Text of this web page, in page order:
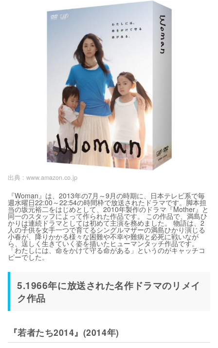
出典 : www.amazon.co.jp
『Woman』は、2013年の7月～9月の時期に、日本テレビ系で毎
週水曜日22:00～22:54の時間枠で放送されたドラマです。脚本担
当の坂元裕二をはじめとして、2010年製作のドラマ『Mother』と
同一のスタッフによって作られた作品です。 この作品で、満島ひ
かりは連続ドラマとしては初めて主演を務めました。 物語は、2
人の子供を女手一つで育てるシングルマザーの満島ひかり演じる
小春が、降りかかる様々な困難や不幸や難病と必死に戦いなが
ら、逞しく生きていく姿を描いたヒューマンタッチ作品です。
「わたしには、命をかけて守る命がある」というのがキャッチコ
ピーでした。
5.1966年に放送された名作ドラマのリメイ
ク作品
『若者たち2014』(2014年)